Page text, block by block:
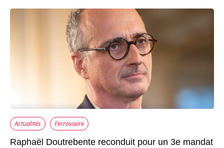
Actualités Ferroviaire
Raphaël Doutrebente reconduit pour un 3e mandat